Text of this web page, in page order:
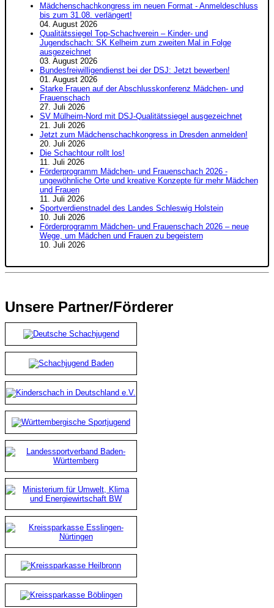
Mädchenschachkongress im neuen Format - Anmeldeschluss
bis zum 31.08. verlängert!
04. August 2026
Qualitätssiegel Top-Schachverein – Kinder- und
Jugendschach: SK Kelheim zum zweiten Mal in Folge
ausgezeichnet
03. August 2026
Bundesfreiwilligendienst bei der DSJ: Jetzt bewerben!
01. August 2026
Starke Frauen auf der Abschlusskonferenz Mädchen- und
Frauenschach
27. Juli 2026
SV Mülheim-Nord mit DSJ-Qualitätssiegel ausgezeichnet
21. Juli 2026
Jetzt zum Mädchenschachkongress in Dresden anmelden!
20. Juli 2026
Die Schachtour rollt los!
11. Juli 2026
Förderprogramm Mädchen- und Frauenschach 2026 -
ungewöhnliche Orte und kreative Konzepte für mehr Mädchen
und Frauen
11. Juli 2026
Sportverdienstnadel des Landes Schleswig Holstein
10. Juli 2026
Förderprogramm Mädchen- und Frauenschach 2026 – neue
Wege, um Mädchen und Frauen zu begeistern
10. Juli 2026
Unsere Partner/Förderer